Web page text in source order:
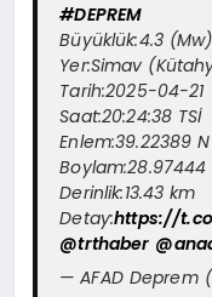
#DEPREM
Büyüklük:4.3 (Mw)
Yer:Simav
Tarih:2025-04-21
Saat:20:24:38 TSİ
Enlem:39.22389 N
Boylam:28.97444
Derinlik:13.43 km
Detay:https://
@trthaber
— AFAD Deprem